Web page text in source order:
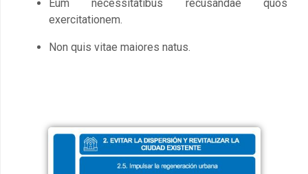
Eum necessitatibus recusandae quos
exercitationem.
Non quis vitae maiores natus.